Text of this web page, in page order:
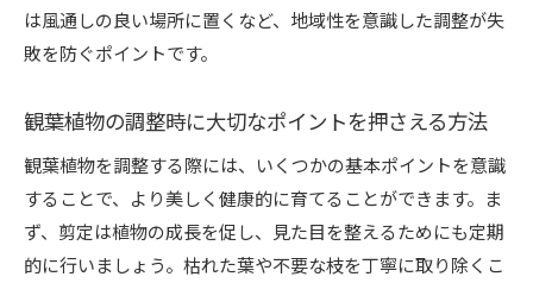
は風通しの良い場所に置くなど、地域性を意識した調整が失
敗を防ぐポイントです。
観葉植物の調整時に大切なポイントを押さえる方法
観葉植物を調整する際には、いくつかの基本ポイントを意識
することで、より美しく健康的に育てることができます。ま
ず、剪定は植物の成長を促し、見た目を整えるためにも定期
的に行いましょう。枯れた葉や不要な枝を丁寧に取り除くこ